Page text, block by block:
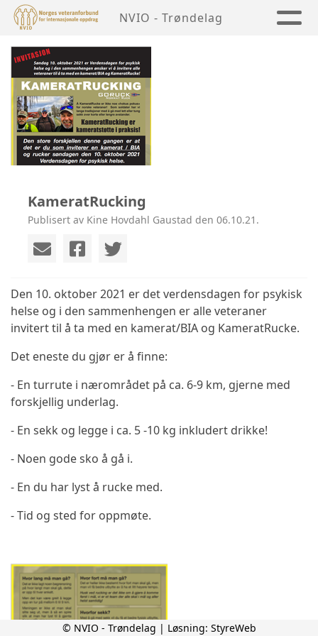
NVIO - Trøndelag
KameratRucking
Publisert av Kine Hovdahl Gaustad den 06.10.21.
Den 10. oktober 2021 er det verdensdagen for psykisk
helse og i den sammenhengen er alle veteraner
invitert til å ta med en kamerat/BIA og KameratRucke.
Det eneste du gjør er å finne:
- En turrute i nærområdet på ca. 6-9 km, gjerne med
forskjellig underlag.
- En sekk og legge i ca. 5 -10 kg inkludert drikke!
- Noen gode sko å gå i.
- En du har lyst å rucke med.
- Tid og sted for oppmøte.
© NVIO - Trøndelag | Løsning: StyreWeb